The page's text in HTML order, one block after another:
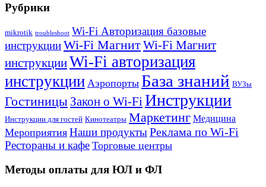
Рубрики
mikrotik troubleshoot Wi-Fi Авторизация базовые
инструкцииWi-Fi МагнитWi-Fi Магнит
инструкцииWi-Fi авторизация
инструкции Аэропорты База знаний ВУЗы
Гостиницы Закон о Wi-FiИнструкции
Инструкции для гостей Кинотеатры Маркетинг Медицина
Мероприятия Наши продуктыРеклама по Wi-Fi
Рестораны и кафе Торговые центры
Методы оплаты для ЮЛ и ФЛ